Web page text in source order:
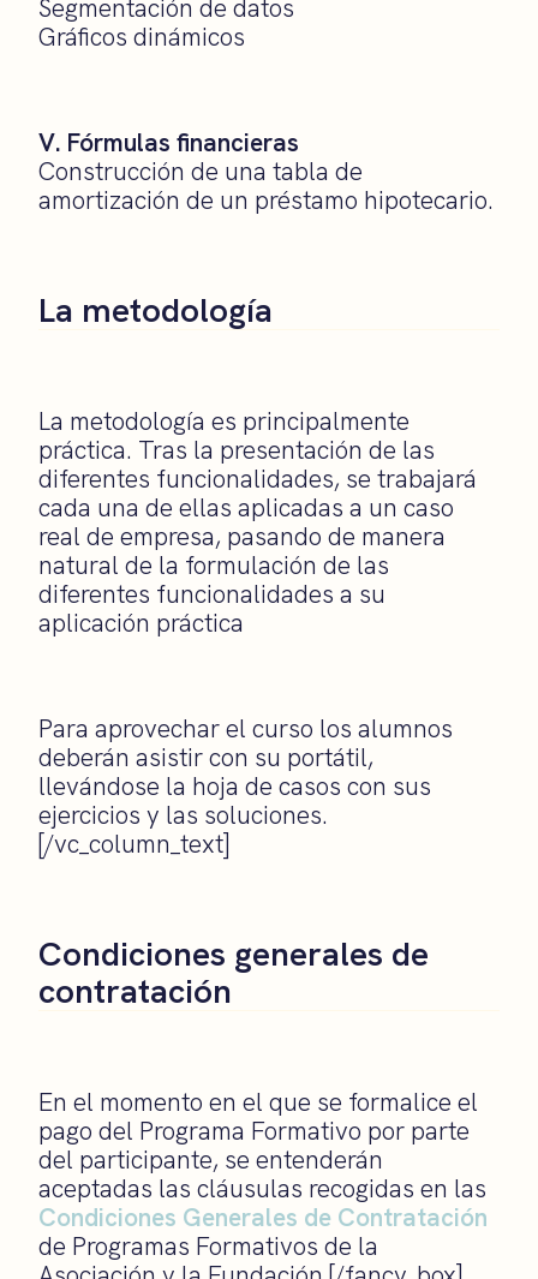
Segmentación de datos
Gráficos dinámicos
V. Fórmulas financieras
Construcción de una tabla de
amortización de un préstamo hipotecario.
La metodología
La metodología es principalmente
práctica. Tras la presentación de las
diferentes funcionalidades, se trabajará
cada una de ellas aplicadas a un caso
real de empresa, pasando de manera
natural de la formulación de las
diferentes funcionalidades a su
aplicación práctica
Para aprovechar el curso los alumnos
deberán asistir con su portátil,
llevándose la hoja de casos con sus
ejercicios y las soluciones.
[/vc_column_text]
Condiciones generales de
contratación
En el momento en el que se formalice el
pago del Programa Formativo por parte
del participante, se entenderán
aceptadas las cláusulas recogidas en las
Condiciones Generales de Contratación
de Programas Formativos de la